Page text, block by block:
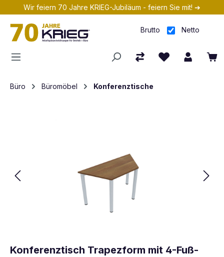
Zum Hauptinhalt springen
Wir feiern 70 Jahre KRIEG-Jubiläum - feiern Sie mit! ➔
Brutto Netto
Büro Büromöbel Konferenztische
Konferenztisch Trapezform mit 4-Fuß-